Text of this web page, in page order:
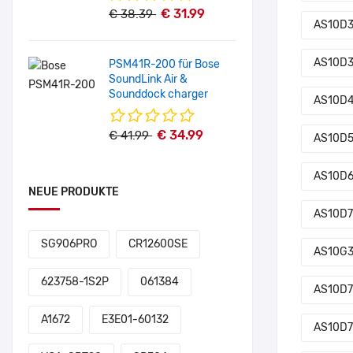
€ 38.39 € 31.99
PSM41R-200 für Bose
SoundLink Air &
Sounddock charger
€ 41.99 € 34.99
NEUE PRODUKTE
SG906PRO CR12600SE
623758-1S2P 061384
A1672 E3E01-60132